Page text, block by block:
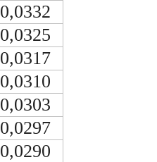
0,0332
0,0325
0,0317
0,0310
0,0303
0,0297
0,0290